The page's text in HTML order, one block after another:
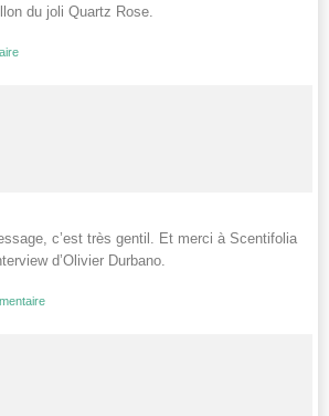
du joli Quartz Rose.
c’est très gentil. Et merci à Scentifolia
d’Olivier Durbano.